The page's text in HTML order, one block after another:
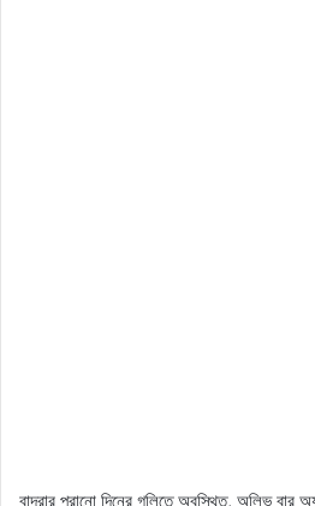
বান্দ্রার পুরানো দিনের গলিতে অবস্থিত, অলিভ বার